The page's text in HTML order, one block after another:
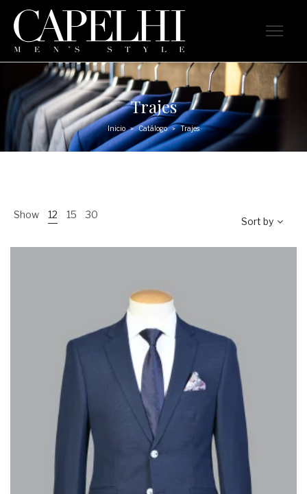
Trajes
Inicio > Catálogo > Trajes
Show 12 15 30
Sort by